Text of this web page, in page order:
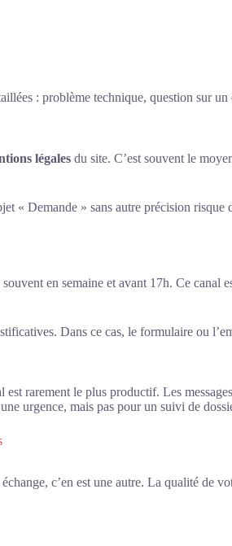
: problème technique, question sur
légales du site. C’est souvent le
« Demande » sans autre précision
souvent en semaine et avant 17h. Ce canal
Dans ce cas, le formulaire ou
rarement le plus productif. Les
urgence, mais pas pour un suivi de
c’en est une autre. La qualité de